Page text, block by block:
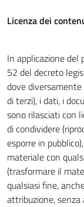
Licenza dei
In applicazione del
52 del decreto
dove
di terzi), i dati, i
sono rilasciati con
di condividere
esporre in
materiale con
(trasformare il
qualsiasi fine,
attribuzione,